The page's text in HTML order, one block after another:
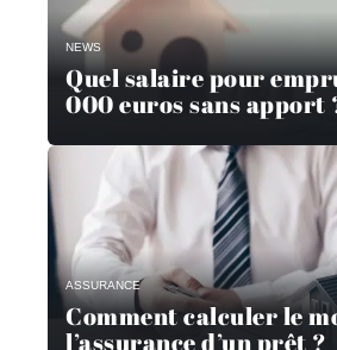
NEWS
Quel salaire pour
000 euros sans apport
ASSURANCE
Comment calculer le
l’assurance d’un prêt ?